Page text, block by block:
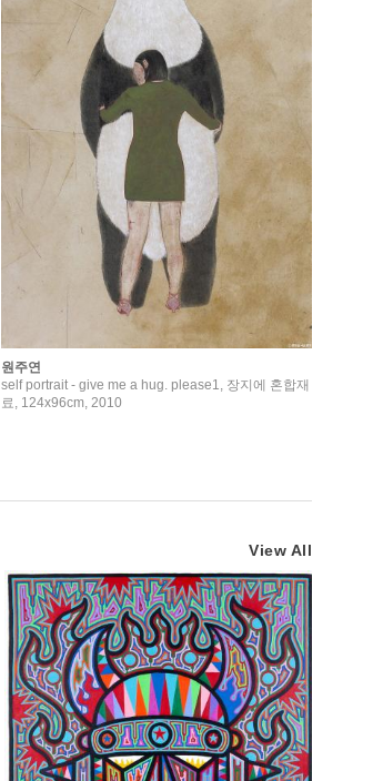
원주연
self portrait - give me a hug. please1, 장지에 혼합재
료, 124x96cm, 2010
View All